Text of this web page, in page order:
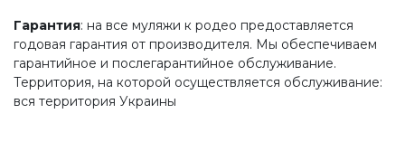
Гарантия: на все муляжи к родео предоставляется
годовая гарантия от производителя. Мы обеспечиваем
гарантийное и послегарантийное обслуживание.
Территория, на которой осуществляется обслуживание:
вся территория Украины